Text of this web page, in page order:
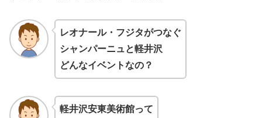
レオナール・フジタがつなぐ
シャンパーニュと軽井沢
どんなイベントなの？
軽井沢安東美術館って